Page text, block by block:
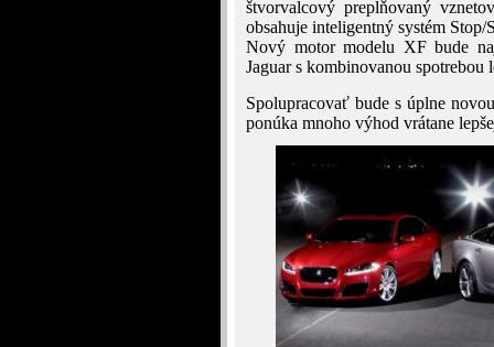
štvorvalcový preplňovaný
obsahuje inteligentný systém
Nový motor modelu XF bude
Jaguar s kombinovanou
Spolupracovať bude s úplne
ponúka mnoho výhod vrátane